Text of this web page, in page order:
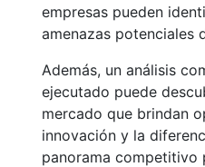
empresas pueden
amenazas potenciales
Además, un análisis
ejecutado puede
mercado que brindan
innovación y la
panorama competitivo